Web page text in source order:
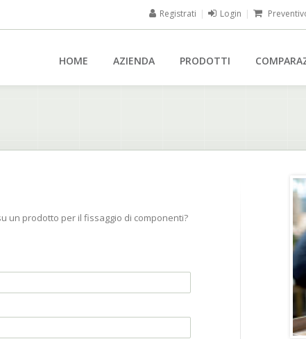
Registrati | Login |
HOME AZIENDA PRODOTTI
un prodotto per il fissaggio di componenti?